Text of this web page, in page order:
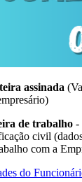
assinada
de trabalho -
civil
com a
do